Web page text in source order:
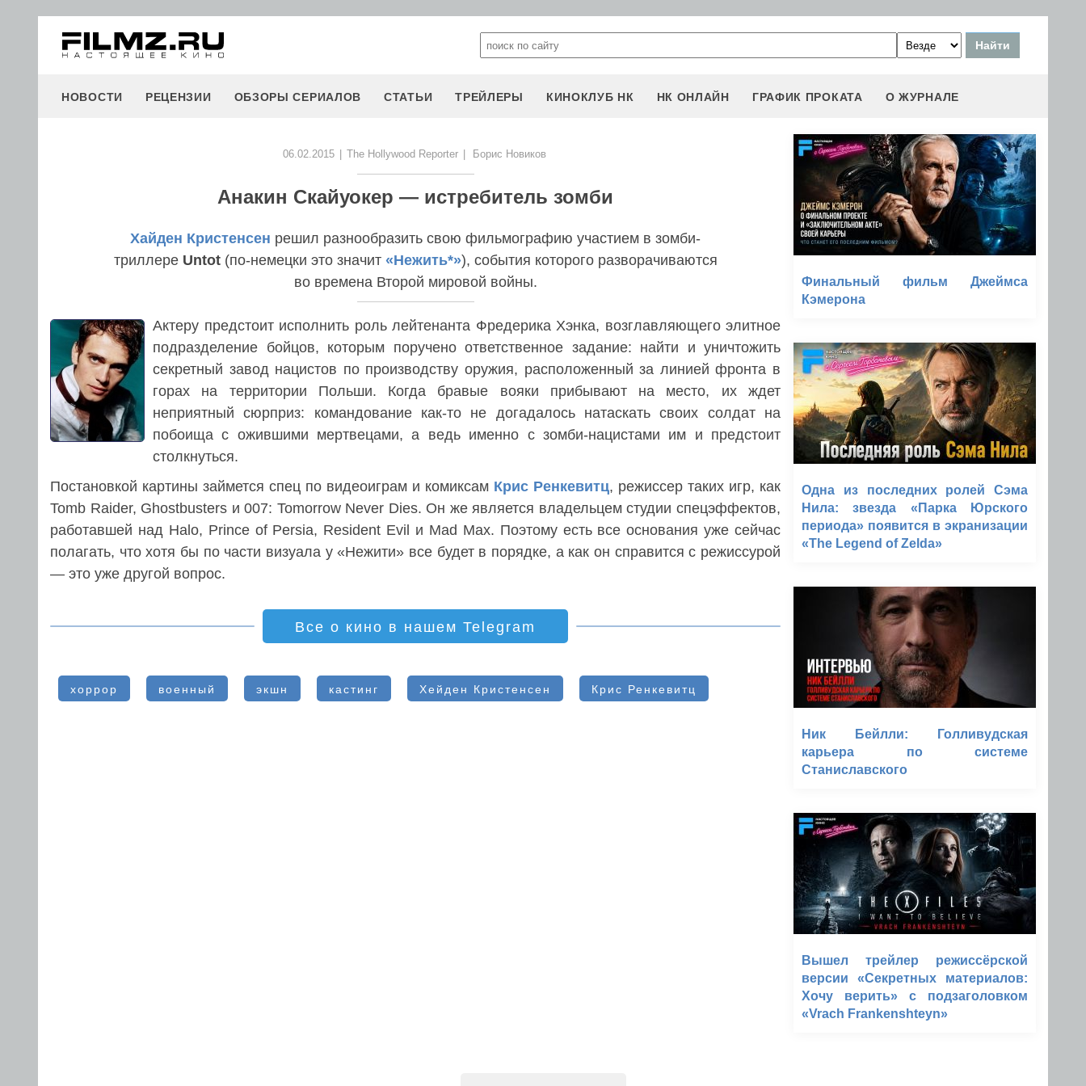
НОВОСТИ РЕЦЕНЗИИ ОБЗОРЫ СЕРИАЛОВ СТАТЬИ ТРЕЙЛЕРЫ КИНОКЛУБ НК НК ОНЛАЙН ГРАФИК ПРОКАТА О ЖУРНАЛЕ
06.02.2015 The Hollywood Reporter Борис Новиков
Анакин Скайуокер — истребитель зомби
Хайден Кристенсен решил разнообразить свою фильмографию участием в зомби-
триллере Untot(по-немецки это значит «Нежить*»), события которого разворачиваются
во времена Второй мировой войны.
Актеру предстоит исполнить роль лейтенанта Фредерика Хэнка, возглавляющего элитное
подразделение бойцов, которым поручено ответственное задание: найти и уничтожить
секретный завод нацистов по производству оружия, расположенный за линией фронта в
горах на территории Польши. Когда бравые вояки прибывают на место, их ждет
неприятный сюрприз: командование как-то не догадалось натаскать своих солдат на
побоища с ожившими мертвецами, а ведь именно с зомби-нацистами им и предстоит
столкнуться.
Постановкой картины займется спец по видеоиграм и комиксам Крис Ренкевитц, режиссер таких игр, как
Tomb Raider, Ghostbusters и 007: Tomorrow Never Dies. Он же является владельцем студии спецэффектов,
работавшей над Halo, Prince of Persia, Resident Evil и Mad Max. Поэтому есть все основания уже сейчас
полагать, что хотя бы по части визуала у «Нежити» все будет в порядке, а как он справится с режиссурой
— это уже другой вопрос.
Все о кино в нашем Telegram
хоррор военный экшн кастинг Хейден Кристенсен Крис Ренкевитц
Финальный фильм Джеймса
Кэмерона
Одна из последних ролей Сэма
Нила: звезда «Парка Юрского
периода» появится в экранизации
«The Legend of Zelda»
Ник Бейлли: Голливудская
карьера по системе
Станиславского
Вышел трейлер режиссёрской
версии «Секретных материалов:
Хочу верить» с подзаголовком
«Vrach Frankenshteyn»